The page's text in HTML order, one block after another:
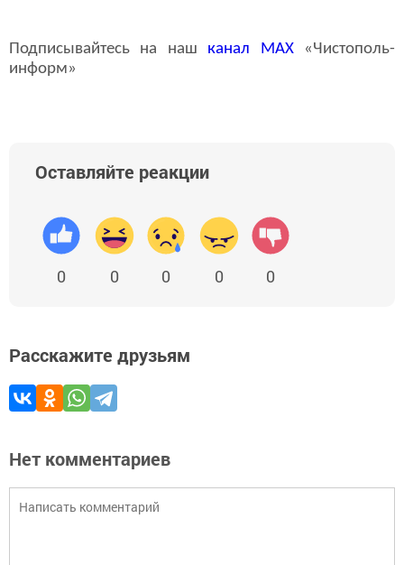
Подписывайтесь на наш канал MAX«Чистополь-
информ»
Оставляйте реакции
0 0 0 0 0
Расскажите друзьям
Нет комментариев